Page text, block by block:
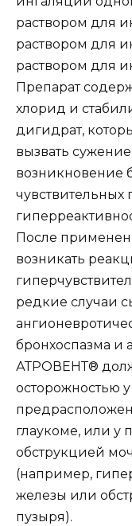
раствором для
раствором для
раствором для
Препарат
хлорид и
дигидрат,
вызвать
возникновение
чувствительных
После
возникать
редкие случаи
бронхоспазма и
АТРОВЕНТ®
осторожностью
глаукоме, или у
обструкцией
(например,
железы или
пузыря).